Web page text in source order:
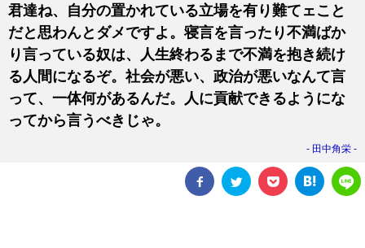
君達ね、自分の置かれている立場を有り難てェこと
だと思わんとダメですよ。寝言を言ったり不満ばか
り言っている奴は、人生終わるまで不満を抱き続け
る人間になるぞ。社会が悪い、政治が悪いなんて言
って、一体何があるんだ。人に貢献できるようにな
ってから言うべきじゃ。
田中角栄